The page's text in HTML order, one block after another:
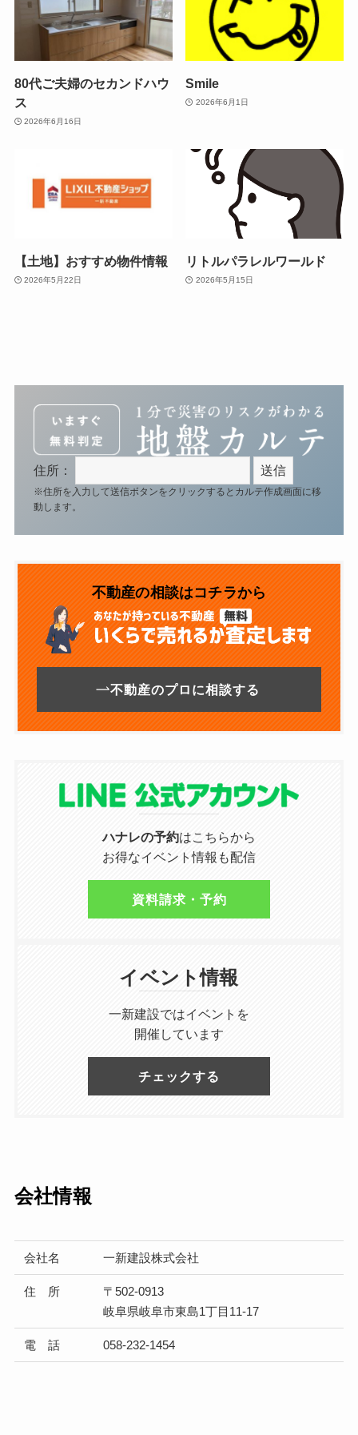
80代ご夫婦のセカンドハウ
ス
2026年6月16日
Smile
2026年6月1日
【土地】おすすめ物件情報
2026年5月22日
リトルパラレルワールド
2026年5月15日
住所：
※住所を入力して送信ボタンをクリックするとカルテ作成画面に移
動します。
不動産の相談はコチラから
不動産のプロに相談する
ハナレの予約はこちらから
お得なイベント情報も配信
資料請求・予約
イベント情報
一新建設ではイベントを
開催しています
チェックする
会社情報
会社名 一新建設株式会社
住 所
〒502-0913
岐阜県岐阜市東島1丁目11-17
電 話 058-232-1454